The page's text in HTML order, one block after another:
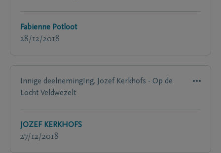
Fabienne Potloot
28/12/2018
Innige deelnemingIng. Jozef Kerkhofs - Op de
Locht Veldwezelt
JOZEF KERKHOFS
27/12/2018